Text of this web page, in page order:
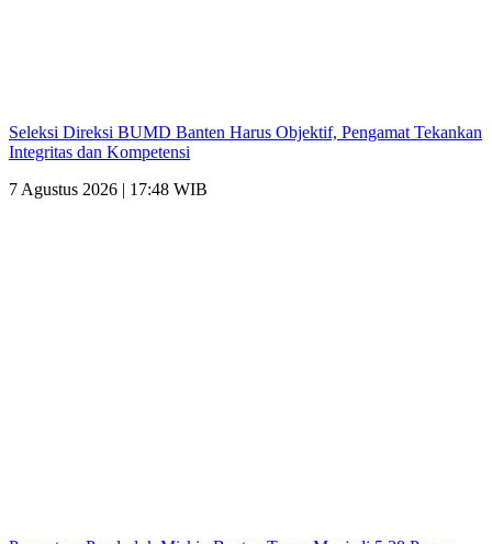
Seleksi Direksi BUMD Banten Harus Objektif, Pengamat Tekankan
Integritas dan Kompetensi
7 Agustus 2026 | 17:48 WIB